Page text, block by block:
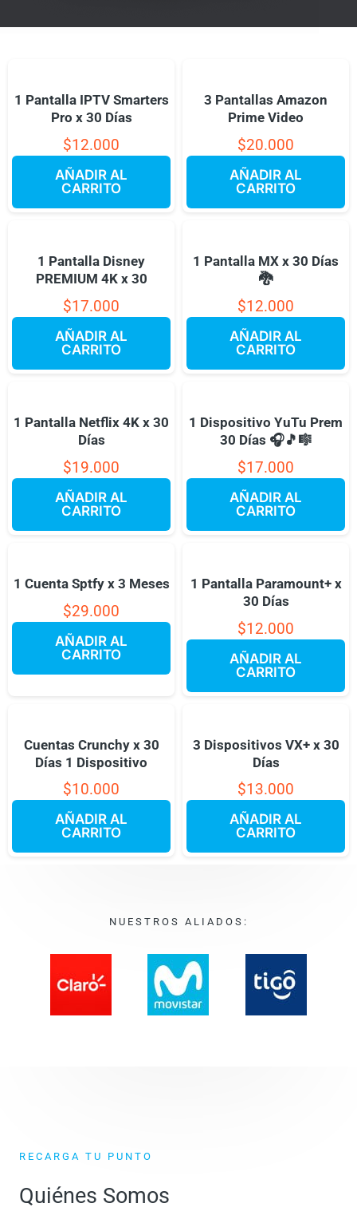
1 Pantalla IPTV Smarters
Pro x 30 Días
$12.000
AÑADIR AL
CARRITO
3 Pantallas Amazon
Prime Video
$20.000
AÑADIR AL
CARRITO
1 Pantalla Disney
PREMIUM 4K x 30
$17.000
AÑADIR AL
CARRITO
1 Pantalla MX x 30 Días
🐉
$12.000
AÑADIR AL
CARRITO
1 Pantalla Netflix 4K x 30
Días
$19.000
AÑADIR AL
CARRITO
1 Dispositivo YuTu Prem
30 Días 🎧🎵🎼
$17.000
AÑADIR AL
CARRITO
1 Cuenta Sptfy x 3 Meses
$29.000
AÑADIR AL
CARRITO
1 Pantalla Paramount+ x
30 Días
$12.000
AÑADIR AL
CARRITO
Cuentas Crunchy x 30
Días 1 Dispositivo
$10.000
AÑADIR AL
CARRITO
3 Dispositivos VX+ x 30
Días
$13.000
AÑADIR AL
CARRITO
NUESTROS ALIADOS:
RECARGA TU PUNTO
Quiénes Somos